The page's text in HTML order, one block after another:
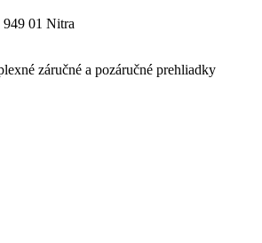
01 Nitra
záručné a pozáručné prehliadky